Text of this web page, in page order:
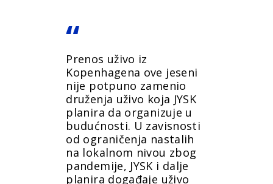
Prenos uživo iz
Kopenhagena ove jeseni
nije potpuno zamenio
druženja uživo koja JYSK
planira da organizuje u
budućnosti. U zavisnosti
od ograničenja nastalih
na lokalnom nivou zbog
pandemije, JYSK i dalje
planira događaje uživo